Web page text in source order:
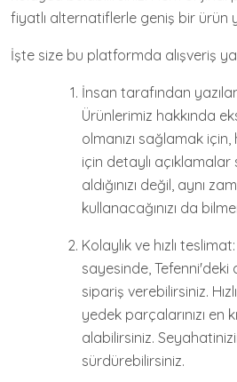
fiyatlı alternatiflerle geniş bir ürün
İşte size bu platformda alışveriş
İnsan tarafından
Ürünlerimiz hakkında
olmanızı sağlamak
için detaylı
aldığınızı değil, aynı
kullanacağınızı da
Kolaylık ve hızlı
sayesinde, Tefenni'deki
sipariş verebilirsiniz.
yedek parçalarınızı en
alabilirsiniz.
sürdürebilirsiniz.